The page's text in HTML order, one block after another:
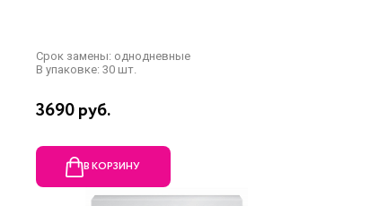
Срок замены: однодневные
В упаковке: 30 шт.
3690 руб.
В КОРЗИНУ